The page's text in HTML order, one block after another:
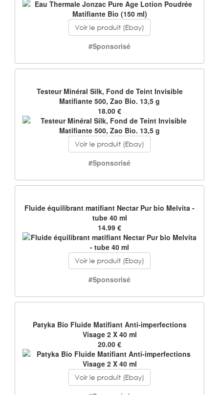
#Sponsorisé
Testeur Minéral Silk, Fond de Teint Invisible
Matifiante 500, Zao Bio. 13,5 g
18.00 €
#Sponsorisé
Fluide équilibrant matifiant Nectar Pur bio Melvita -
tube 40 ml
14.99 €
#Sponsorisé
Patyka Bio Fluide Matifiant Anti-imperfections
Visage 2 X 40 ml
20.00 €